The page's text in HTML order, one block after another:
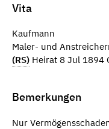
Vita
Kaufmann
Maler- und
(RS) Heirat 8 Jul 1894
Bemerkungen
Nur